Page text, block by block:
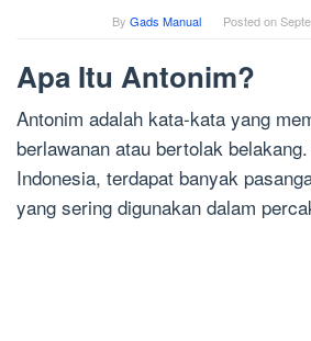
By Gads Manual Posted on
Apa Itu Antonim?
Antonim adalah kata-kata yang
berlawanan atau bertolak
Indonesia, terdapat banyak
yang sering digunakan dalam